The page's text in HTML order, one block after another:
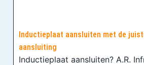
Inductieplaat aansluiten met de
aansluiting
Inductieplaat aansluiten? A.R.